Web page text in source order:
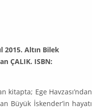
2015. Altın Bilek
ÇALIK. ISBN:
kitapta; Ege Havzası’ndan
Büyük İskender’in hayatı